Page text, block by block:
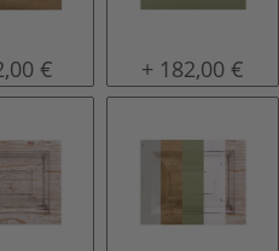
€ lackiert
+ 182,00 €